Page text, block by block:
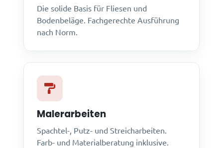
Die solide Basis für Fliesen und
Bodenbeläge. Fachgerechte Ausführung
nach Norm.
Malerarbeiten
Spachtel-, Putz- und Streicharbeiten.
Farb- und Materialberatung inklusive.